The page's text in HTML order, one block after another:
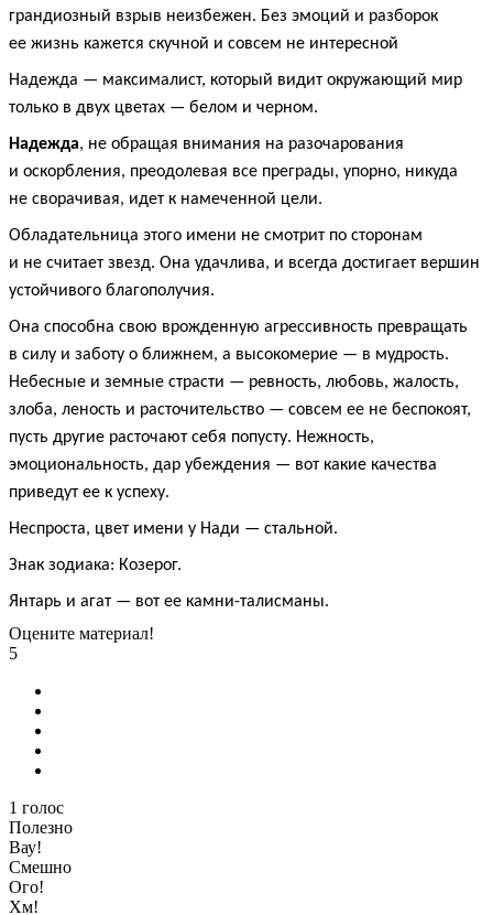
грандиозный взрыв неизбежен. Без эмоций и разборок
ее жизнь кажется скучной и совсем не интересной
Надежда — максималист, который видит окружающий мир
только в двух цветах — белом и черном.
Надежда, не обращая внимания на разочарования
и оскорбления, преодолевая все преграды, упорно, никуда
не сворачивая, идет к намеченной цели.
Обладательница этого имени не смотрит по сторонам
и не считает звезд. Она удачлива, и всегда достигает вершин
устойчивого благополучия.
Она способна свою врожденную агрессивность превращать
в силу и заботу о ближнем, а высокомерие — в мудрость.
Небесные и земные страсти — ревность, любовь, жалость,
злоба, леность и расточительство — совсем ее не беспокоят,
пусть другие расточают себя попусту. Нежность,
эмоциональность, дар убеждения — вот какие качества
приведут ее к успеху.
Неспроста, цвет имени у Нади — стальной.
Знак зодиака: Козерог.
Янтарь и агат — вот ее камни-талисманы.
Оцените материал!
5
1 голос
Полезно
Вау!
Смешно
Ого!
Хм!